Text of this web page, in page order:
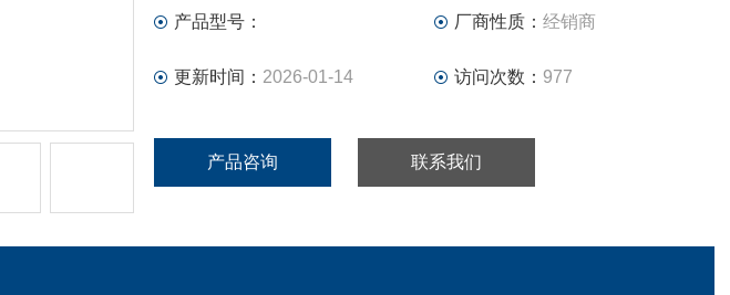
产品型号： 厂商性质： 经销商
更新时间： 2026-01-14 访问次数： 977
产品咨询 联系我们